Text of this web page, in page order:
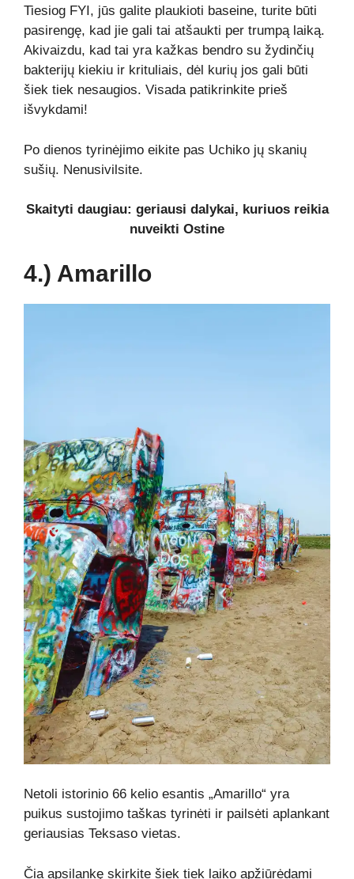
Tiesiog FYI, jūs galite plaukioti baseine, turite būti
pasirengę, kad jie gali tai atšaukti per trumpą laiką.
Akivaizdu, kad tai yra kažkas bendro su žydinčių
bakterijų kiekiu ir krituliais, dėl kurių jos gali būti
šiek tiek nesaugios. Visada patikrinkite prieš
išvykdami!
Po dienos tyrinėjimo eikite pas Uchiko jų skanių
sušių. Nenusivilsite.
Skaityti daugiau: geriausi dalykai, kuriuos reikia
nuveikti Ostine
4.) Amarillo
Netoli istorinio 66 kelio esantis „Amarillo“ yra
puikus sustojimo taškas tyrinėti ir pailsėti aplankant
geriausias Teksaso vietas.
Čia apsilankę skirkite šiek tiek laiko apžiūrėdami